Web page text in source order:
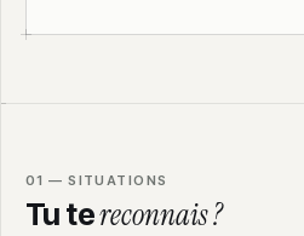
01 — SITUATIONS
Tu tereconnais ?